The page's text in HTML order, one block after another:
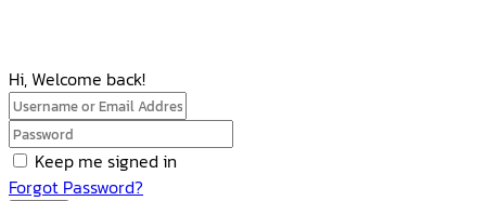
Hi, Welcome back!
Keep me signed in
Forgot Password?